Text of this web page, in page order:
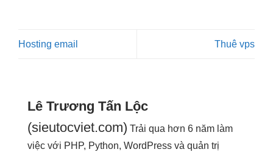
Hosting email Thuê vps
Lê Trương Tấn Lộc
(sieutocviet.com) Trải qua hơn 6 năm làm
việc với PHP, Python, WordPress và quản trị